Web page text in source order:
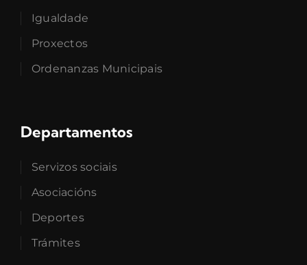
Igualdade
Proxectos
Ordenanzas Municipais
Departamentos
Servizos sociais
Asociacións
Deportes
Trámites